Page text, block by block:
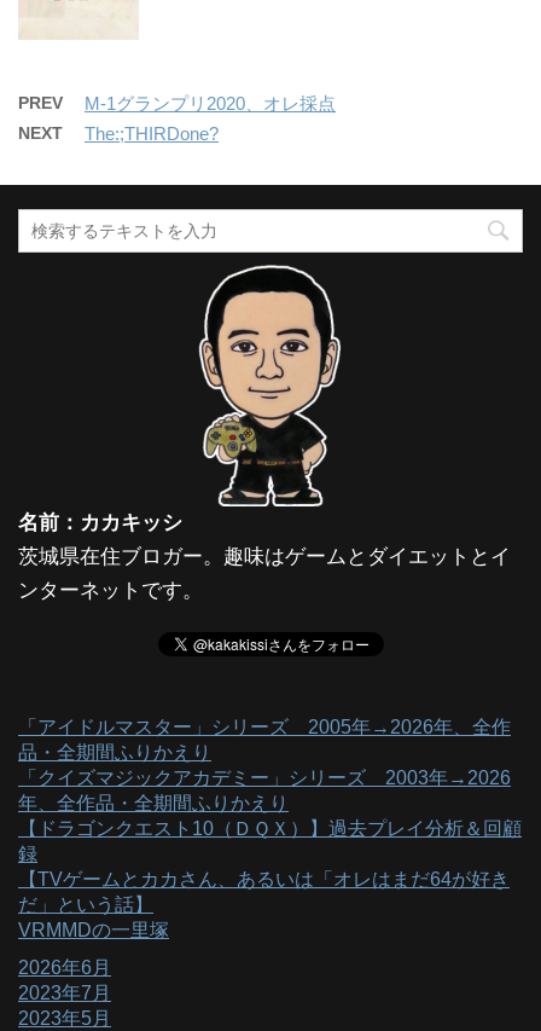
PREV M-1グランプリ2020、オレ採点
NEXT The:;THIRDone?
名前：カカキッシ
茨城県在住ブロガー。趣味はゲームとダイエットとイ
ンターネットです。
「アイドルマスター」シリーズ 2005年→2026年、全作
品・全期間ふりかえり
「クイズマジックアカデミー」シリーズ 2003年→2026
年、全作品・全期間ふりかえり
【ドラゴンクエスト10（ＤＱＸ）】過去プレイ分析＆回顧
録
【TVゲームとカカさん、あるいは「オレはまだ64が好き
だ」という話】
VRMMDの一里塚
2026年6月
2023年7月
2023年5月